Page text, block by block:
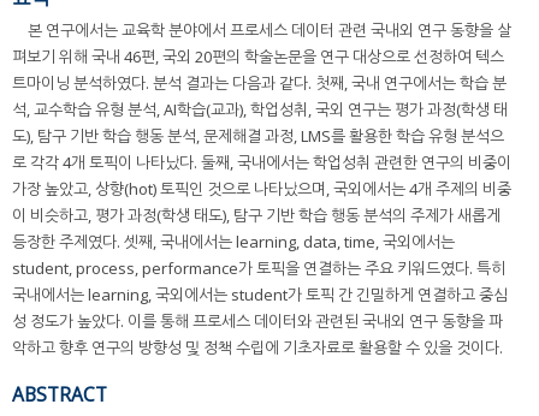
본 연구에서는 교육학 분야에서 프로세스 데이터 관련 국내외 연구 동향을 살
펴보기 위해 국내 46편, 국외 20편의 학술논문을 연구 대상으로 선정하여 텍스
트마이닝 분석하였다. 분석 결과는 다음과 같다. 첫째, 국내 연구에서는 학습 분
석, 교수학습 유형 분석, AI학습(교과), 학업성취, 국외 연구는 평가 과정(학생 태
도), 탐구 기반 학습 행동 분석, 문제해결 과정, LMS를 활용한 학습 유형 분석으
로 각각 4개 토픽이 나타났다. 둘째, 국내에서는 학업성취 관련한 연구의 비중이
가장 높았고, 상향(hot) 토픽인 것으로 나타났으며, 국외에서는 4개 주제의 비중
이 비슷하고, 평가 과정(학생 태도), 탐구 기반 학습 행동 분석의 주제가 새롭게
등장한 주제였다. 셋째, 국내에서는 learning, data, time, 국외에서는
student, process, performance가 토픽을 연결하는 주요 키워드였다. 특히
국내에서는 learning, 국외에서는 student가 토픽 간 긴밀하게 연결하고 중심
성 정도가 높았다. 이를 통해 프로세스 데이터와 관련된 국내외 연구 동향을 파
악하고 향후 연구의 방향성 및 정책 수립에 기초자료로 활용할 수 있을 것이다.
ABSTRACT